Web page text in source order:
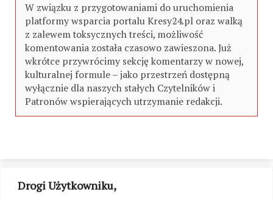
Drogi Użytkowniku,
W związku z przygotowaniami do uruchomienia
platformy wsparcia portalu Kresy24.pl oraz walką
z zalewem toksycznych treści, możliwość
komentowania została czasowo zawieszona. Już
wkrótce przywrócimy sekcję komentarzy w nowej,
kulturalnej formule – jako przestrzeń dostępną
wyłącznie dla naszych stałych Czytelników i
Patronów wspierających utrzymanie redakcji.